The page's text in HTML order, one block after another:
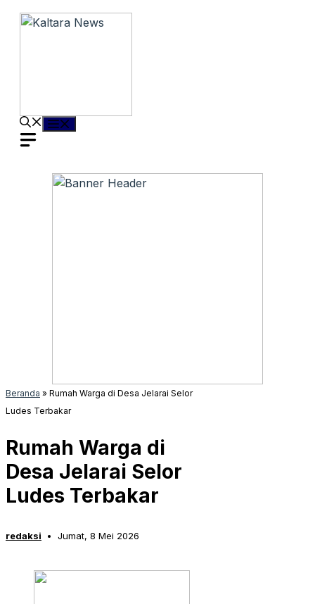
Langsung
Menu
Beranda » Rumah Warga di Desa Jelarai Selor
Ludes Terbakar
Rumah Warga di
Desa Jelarai Selor
Ludes Terbakar
redaksi Jumat, 8 Mei 2026